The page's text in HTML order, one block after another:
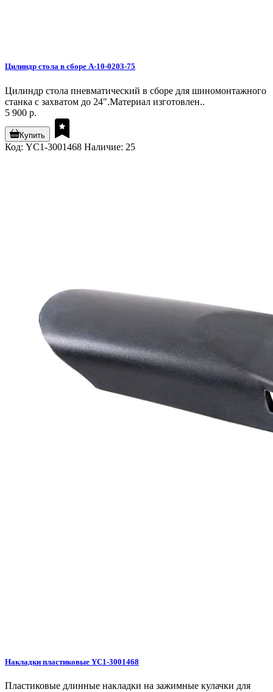
Цилиндр стола в сборе A-10-0203-75
Цилиндр стола пневматический в сборе для шиномонтажного
станка с захватом до 24".Материал изготовлен..
5 900 р.
Купить
Код: YC1-3001468 Наличие: 25
Накладки пластиковые YC1-3001468
Пластиковые длинные накладки на зажимные кулачки для